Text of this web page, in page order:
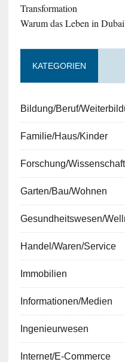
Transformation
Warum das Leben in
KATEGORIEN
Bildung/Beruf/
Familie/Haus/Kinder
Forschung/Wissenschaft
Garten/Bau/Wohnen
Gesundheitswesen/
Handel/Waren/Service
Immobilien
Informationen/Medien
Ingenieurwesen
Internet/E-Commerce